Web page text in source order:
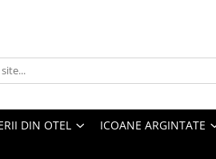
DIN OTEL ICOANE ARGINTATE